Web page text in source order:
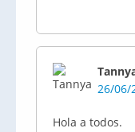
26/06/
Hola a todos.